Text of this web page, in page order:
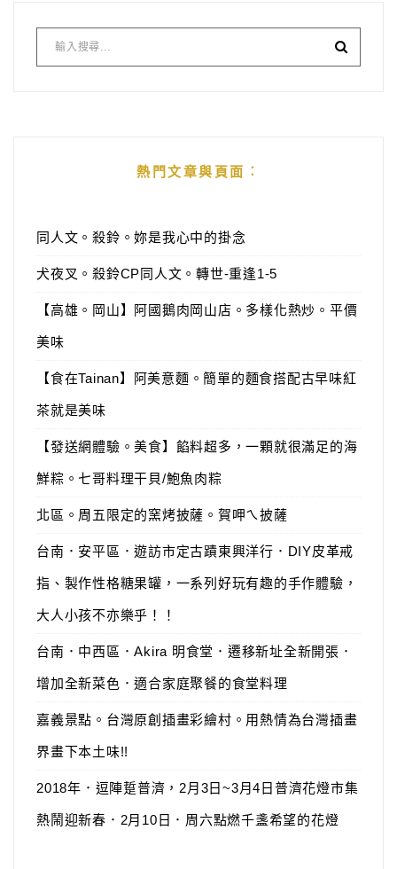
熱門文章與頁面︰
同人文。殺鈴。妳是我心中的掛念
犬夜叉。殺鈴CP同人文。轉世-重逢1-5
【高雄。岡山】阿國鵝肉岡山店。多樣化熱炒。平價
美味
【食在Tainan】阿美意麵。簡單的麵食搭配古早味紅
茶就是美味
【發送網體驗。美食】餡料超多，一顆就很滿足的海
鮮粽。七哥料理干貝/鮑魚肉粽
北區。周五限定的窯烤披薩。賀呷ㄟ披薩
台南．安平區．遊訪市定古蹟東興洋行．DIY皮革戒
指、製作性格糖果罐，一系列好玩有趣的手作體驗，
大人小孩不亦樂乎！！
台南．中西區．Akira 明食堂．遷移新址全新開張．
增加全新菜色．適合家庭聚餐的食堂料理
嘉義景點。台灣原創插畫彩繪村。用熱情為台灣插畫
界畫下本土味!!
2018年．逗陣踅普濟，2月3日~3月4日普濟花燈市集
熱鬧迎新春．2月10日．周六點燃千盞希望的花燈